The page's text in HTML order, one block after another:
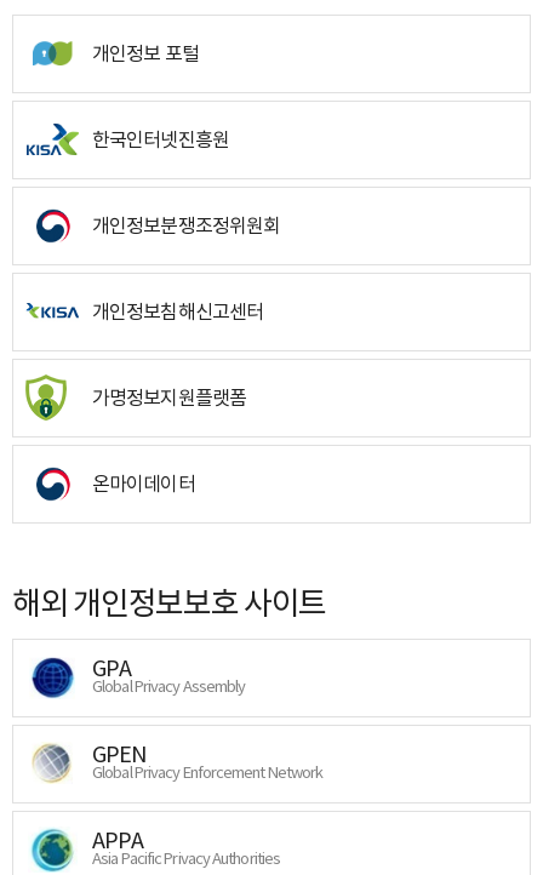
개인정보 포털
한국인터넷진흥원
개인정보분쟁조정위원회
개인정보침해신고센터
가명정보지원플랫폼
온마이데이터
해외 개인정보보호 사이트
GPA
Global Privacy Assembly
GPEN
Global Privacy Enforcement Network
APPA
Asia Pacific Privacy Authorities